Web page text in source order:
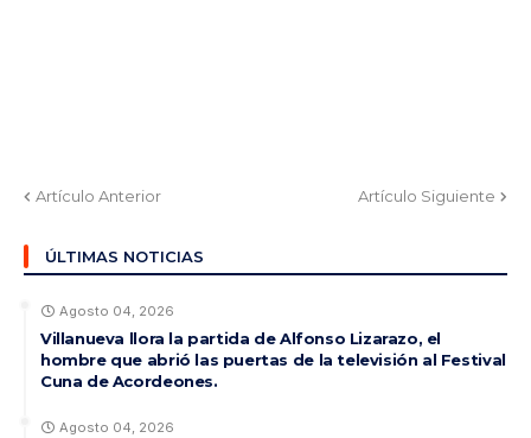
Artículo Anterior Artículo Siguiente
ÚLTIMAS NOTICIAS
Agosto 04, 2026
Villanueva llora la partida de Alfonso Lizarazo, el
hombre que abrió las puertas de la televisión al Festival
Cuna de Acordeones.
Agosto 04, 2026